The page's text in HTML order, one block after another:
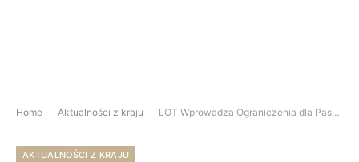
Home - Aktualności z kraju - LOT Wprowadza Ograniczenia dla Pasażerów. Co Warto Wiedzieć?
AKTUALNOŚCI Z KRAJU